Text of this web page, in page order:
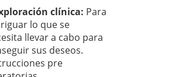
clínica: Para
lo que se
llevar a cabo para
sus deseos.
pre